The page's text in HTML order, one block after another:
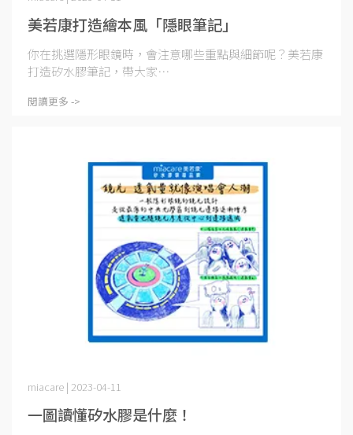
美若康打造繪本風「隱眼筆記」
你在挑選隱形眼鏡時，會注意哪些重點與細節呢？美若康
打造矽水膠筆記，帶大家⋯
閱讀更多 ->
一圖讀懂矽水膠是什麼！
miacare | 2023-04-11